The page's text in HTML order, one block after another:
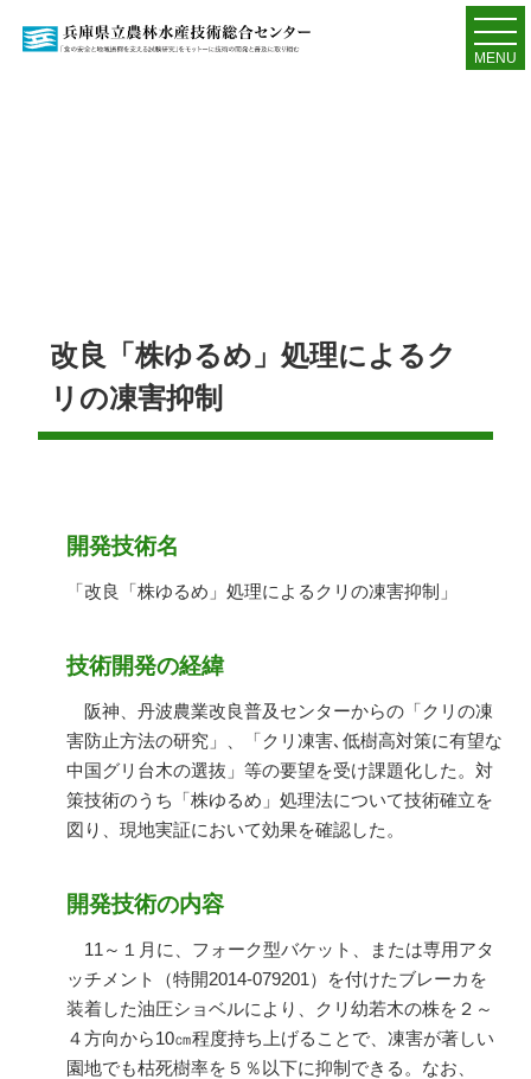
MENU
改良「株ゆるめ」処理によるク
リの凍害抑制
開発技術名
「改良「株ゆるめ」処理によるクリの凍害抑制」
技術開発の経緯
阪神、丹波農業改良普及センターからの「クリの凍
害防止方法の研究」、「クリ凍害､低樹高対策に有望な
中国グリ台木の選抜」等の要望を受け課題化した。対
策技術のうち「株ゆるめ」処理法について技術確立を
図り、現地実証において効果を確認した。
開発技術の内容
11～１月に、フォーク型バケット、または専用アタ
ッチメント（特開2014-079201）を付けたブレーカを
装着した油圧ショベルにより、クリ幼若木の株を２～
４方向から10㎝程度持ち上げることで、凍害が著しい
園地でも枯死樹率を５％以下に抑制できる。なお、